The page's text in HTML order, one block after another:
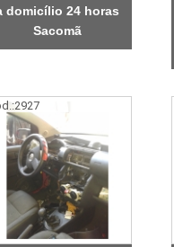
domicílio 24 horas
Sacomã
2927